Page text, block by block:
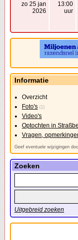
zo 25 jan
2026
13:00
uur
Informatie
Overzicht
Foto's (1)
Video's
Optochten in
Vragen,
Geef eventuele wijzigingen
Zoeken
Uitgebreid zoeken